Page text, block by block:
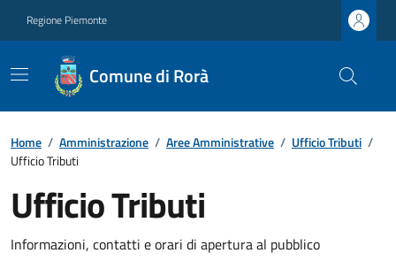
Regione Piemonte
Comune di Rorà
Home / Amministrazione / Aree Amministrative / Ufficio Tributi /
Ufficio Tributi
Ufficio Tributi
Informazioni, contatti e orari di apertura al pubblico